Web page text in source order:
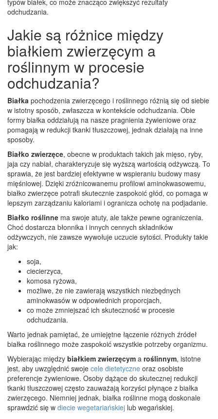
typów białek, co może znacząco zwiększyć rezultaty
odchudzania.
Jakie są różnice między
białkiem zwierzęcym a
roślinnym w procesie
odchudzania?
Białka pochodzenia zwierzęcego i roślinnego różnią się od siebie
w istotny sposób, zwłaszcza w kontekście odchudzania. Obie
formy białka oddziałują na nasze pragnienia żywieniowe oraz
pomagają w redukcji tkanki tłuszczowej, jednak działają na inne
sposoby.
Białko zwierzęce, obecne w produktach takich jak mięso, ryby,
jaja czy nabiał, charakteryzuje się wyższą wartością odżywczą. To
sprawia, że jest bardziej efektywne w wspieraniu budowy masy
mięśniowej. Dzięki zróżnicowanemu profilowi aminokwasowemu,
białko zwierzęce potrafi skutecznie zaspokoić głód, co pomaga w
lepszym zarządzaniu kaloriami i ogranicza ochotę na podjadanie.
Białko roślinne ma swoje atuty, ale także pewne ograniczenia.
Choć dostarcza błonnika i innych cennych składników
odżywczych, nie zawsze wywołuje uczucie sytości. Produkty takie
jak:
soja,
ciecierzyca,
komosa ryżowa,
możliwe, że nie zawierają wszystkich niezbędnych
aminokwasów w odpowiednich proporcjach,
co może zmniejszać ich skuteczność w procesie
odchudzania.
Warto jednak pamiętać, że umiejętne łączenie różnych źródeł
białka roślinnego może zaspokoić wszystkie potrzeby organizmu.
Wybierając między białkiem zwierzęcym a roślinnym, istotne
jest, aby uwzględnić swoje cele dietetyczne oraz osobiste
preferencje żywieniowe. Osoby dążące do skutecznej redukcji
tkanki tłuszczowej często zauważają korzyści płynące z białka
zwierzęcego. Niemniej jednak, białka roślinne mogą doskonale
sprawdzić się w diecie wegetariańskiej lub wegańskiej.